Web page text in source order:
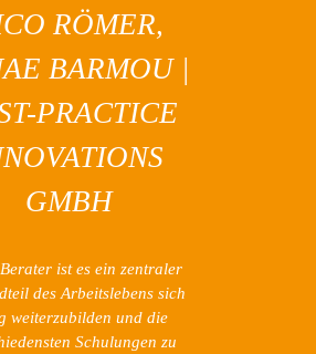
RÖMER,
BARMOU |
PRACTICE
GMBH
ist es ein zentraler
des Arbeitslebens sich
weiterzubilden und die
Schulungen zu